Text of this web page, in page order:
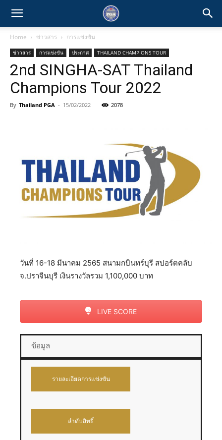
Home ข่าวสาร การแข่งขัน
ข่าวสาร การแข่งขัน ประกาศ THAILAND CHAMPIONS TOUR
2nd SINGHA-SAT Thailand
Champions Tour 2022
By Thailand PGA - 15/02/2022 2078
วันที่ 16-18 มีนาคม 2565 สนามกบินทร์บุรี สปอร์ตคลับ
จ.ปราจีนบุรี เงินรางวัลรวม 1,100,000 บาท
LIVE SCORE
ข้อมูล
รายละเอียดการแข่งขัน
ลำดับสิทธิ์